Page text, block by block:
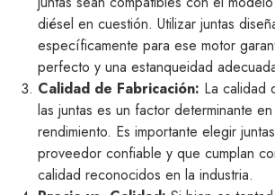
diésel en cuestión. Utilizar juntas
específicamente para ese motor
perfecto y una estanqueidad
Calidad de Fabricación: La calidad
las juntas es un factor determinante
rendimiento. Es importante elegir
proveedor confiable y que cumplan
calidad reconocidos en la industria.